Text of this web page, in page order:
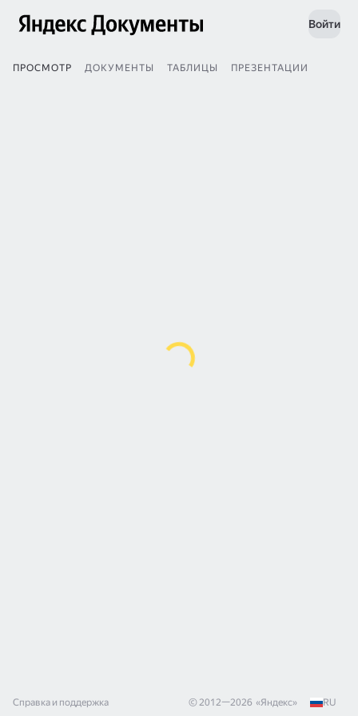
Войти
ПРОСМОТР ДОКУМЕНТЫ ТАБЛИЦЫ ПРЕЗЕНТАЦИИ
Справка и поддержка © 2012—2026 «Яндекс» RU